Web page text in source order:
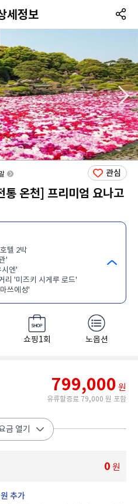
세정보
통 온천] 프리미엄 요나고
텔 2박
'
엔'
리 '미즈키 시게루 로드'
쓰에성'
쇼핑1회 노옵션
관심
799,000 원
유류할증료 79,000 원 포함
금 열기
0 원
추가